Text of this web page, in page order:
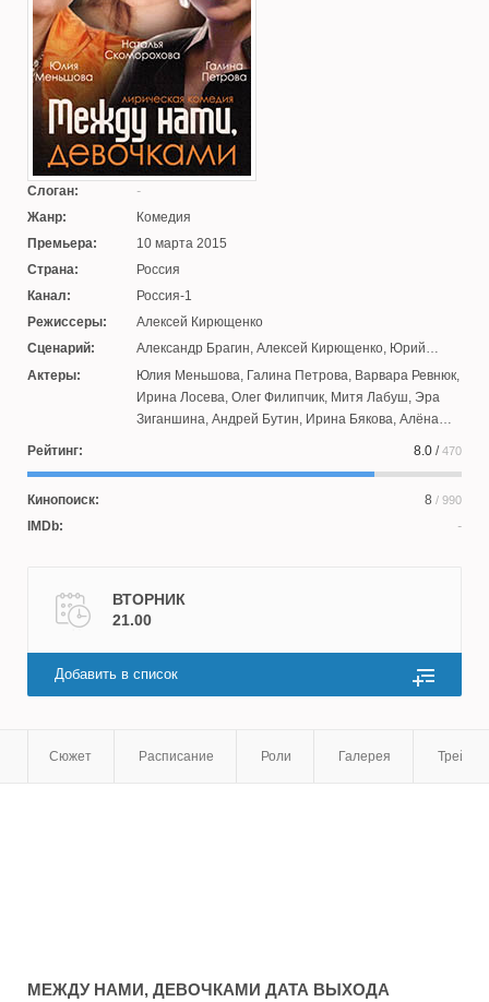
Слоган:
Жанр:
Комедия
Премьера:
10 марта 2015
Страна:
Россия
Канал:
Россия-1
Режиссеры:
Алексей Кирющенко
Сценарий:
Александр Брагин, Алексей Кирющенко, Юрий
Микуленко
Людмила Глушкова Андрей Яковлев
Григоренко
Актеры: Юлия Меньшова, Галина Петрова, Варвара Ревнюк,
Ирина Лосева, Олег Филипчик, Митя Лабуш, Эра
Зиганшина, Андрей Бутин, Ирина Бякова, Алёна
Рейтинг: 8.0 /470
Кинопоиск: 8 / 990
IMDb:
ВТОРНИК
21.00
Добавить в список
Сюжет Расписание Роли Галерея
МЕЖДУ НАМИ, ДЕВОЧКАМИ ДАТА ВЫХОДА